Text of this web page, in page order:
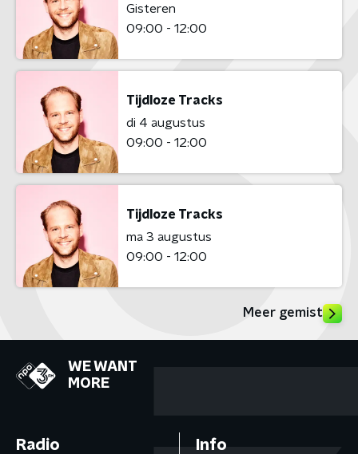
Gisteren
09:00 - 12:00
Tijdloze Tracks
di 4 augustus
09:00 - 12:00
Tijdloze Tracks
ma 3 augustus
09:00 - 12:00
Meer gemist
WE WANT
MORE
Radio Info